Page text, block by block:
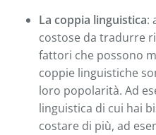
La coppia linguistica:
costose da tradurre
fattori che possono
coppie linguistiche
loro popolarità. Ad
linguistica di cui hai
costare di più, ad